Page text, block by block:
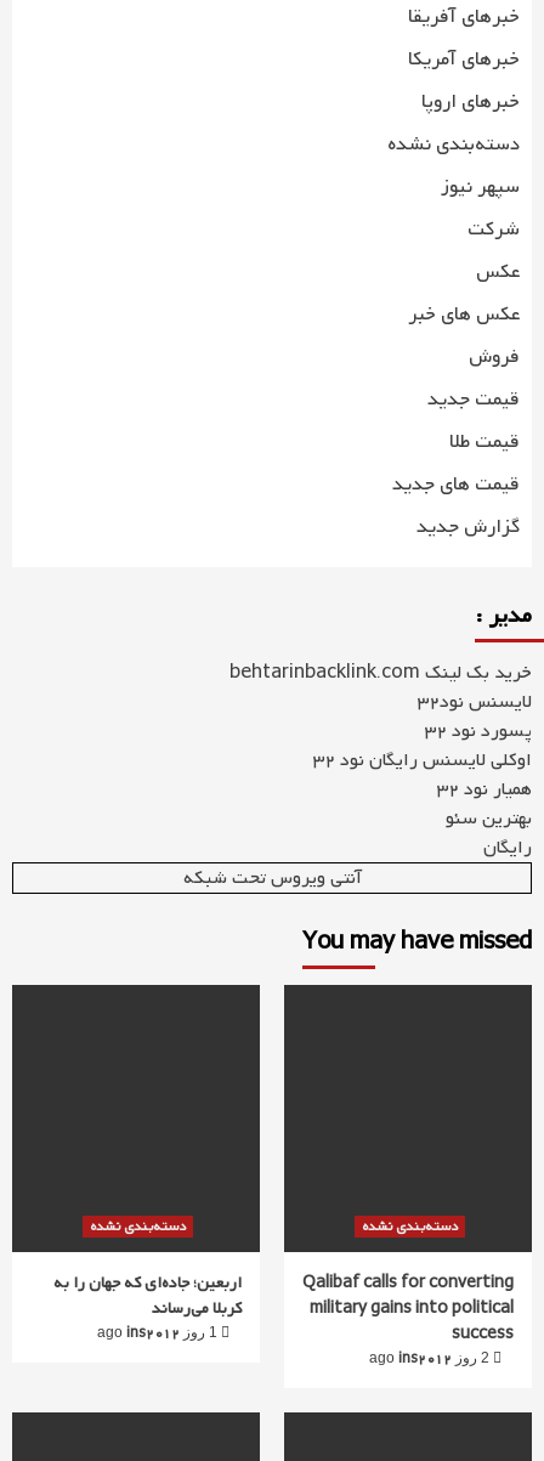
خبرهای آفریقا
خبرهای آمریکا
خبرهای اروپا
دسته‌بندی نشده
سپهر نیوز
شرکت
عکس
عکس های خبر
فروش
قیمت جدید
قیمت طلا
قیمت های جدید
گزارش جدید
مدیر :
خرید بک لینک behtarinbacklink.com
لایسنس نود32
پسورد نود 32
اوکلی لایسنس رایگان نود 32
همیار نود 32
بهترین سئو
رایگان
آنتی ویروس تحت شبکه
You may have missed
دسته‌بندی نشده
اربعین؛ جاده‌ای که جهان را به
کربلا می‌رساند
ins2012
دسته‌بندی نشده
Qalibaf calls for converting
military gains into political
success
ins2012